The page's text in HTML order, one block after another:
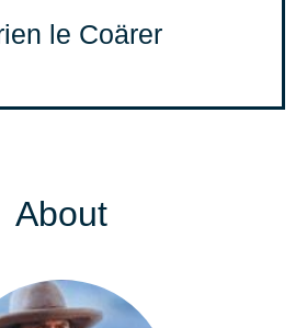
le Coärer
About